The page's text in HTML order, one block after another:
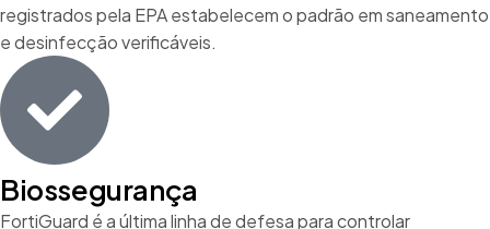
registrados pela EPA estabelecem o padrão em saneamento
e desinfecção verificáveis.
Biossegurança
FortiGuard é a última linha de defesa para controlar